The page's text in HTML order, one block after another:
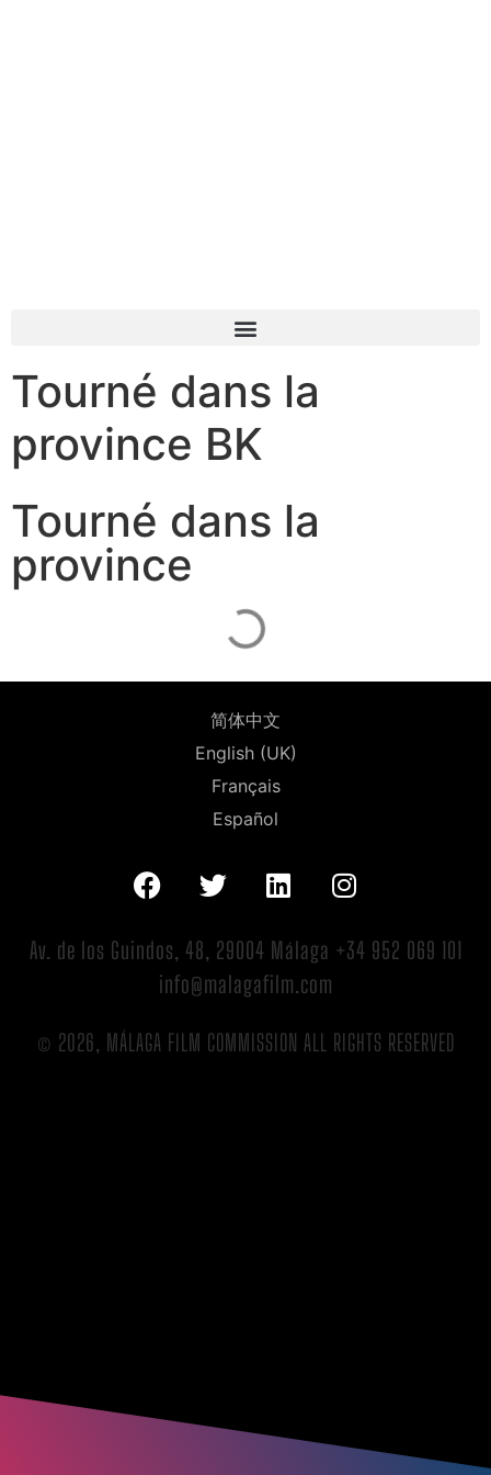
Tourné dans la
province BK
Tourné dans la
province
简体中文
English (UK)
Français
Español
Av. de los Guindos, 48, 29004 Málaga +34 952 069 101
info@malagafilm.com
© 2026, MÁLAGA FILM COMMISSION ALL RIGHTS RESERVED